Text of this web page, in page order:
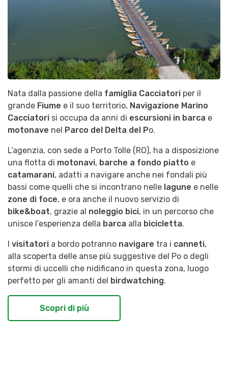
Nata dalla passione della famiglia Cacciatori per il
grande Fiume e il suo territorio, Navigazione Marino
Cacciatori si occupa da anni di escursioni in barca e
motonave nel Parco del Delta del Po.
L’agenzia, con sede a Porto Tolle (RO), ha a disposizione
una flotta di motonavi, barche a fondo piatto e
catamarani, adatti a navigare anche nei fondali più
bassi come quelli che si incontrano nelle lagune e nelle
zone di foce, e ora anche il nuovo servizio di
bike&boat, grazie al noleggio bici, in un percorso che
unisce l’esperienza della barca alla bicicletta.
visitatori a bordo potranno navigare tra i canneti,
alla scoperta delle anse più suggestive del Po o degli
stormi di uccelli che nidificano in questa zona, luogo
perfetto per gli amanti del birdwatching.
Scopri di più